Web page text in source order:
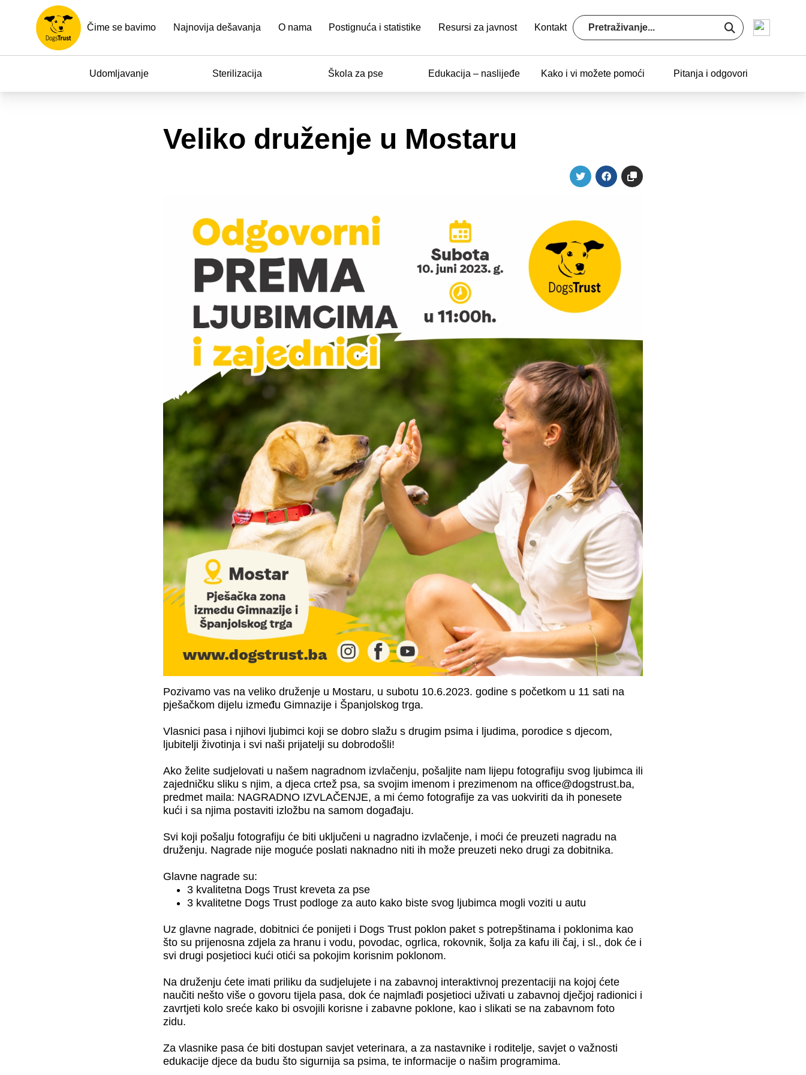
Čime se bavimo Najnovija dešavanja O nama Postignuća i statistike Resursi za javnost Kontakt
Udomljavanje Sterilizacija Škola za pse Edukacija – naslijeđe Kako i vi možete pomoći Pitanja i odgovori
Veliko druženje u Mostaru
Pozivamo vas na veliko druženje u Mostaru, u subotu 10.6.2023. godine s početkom u 11 sati na
pješačkom dijelu između Gimnazije i Španjolskog trga.
Vlasnici pasa i njihovi ljubimci koji se dobro slažu s drugim psima i ljudima, porodice s djecom,
ljubitelji životinja i svi naši prijatelji su dobrodošli!
Ako želite sudjelovati u našem nagradnom izvlačenju, pošaljite nam lijepu fotografiju svog ljubimca ili
zajedničku sliku s njim, a djeca crtež psa, sa svojim imenom i prezimenom na office@dogstrust.ba,
predmet maila: NAGRADNO IZVLAČENJE, a mi ćemo fotografije za vas uokviriti da ih ponesete
kući i sa njima postaviti izložbu na samom događaju.
Svi koji pošalju fotografiju će biti uključeni u nagradno izvlačenje, i moći će preuzeti nagradu na
druženju. Nagrade nije moguće poslati naknadno niti ih može preuzeti neko drugi za dobitnika.
Glavne nagrade su:
3 kvalitetna Dogs Trust kreveta za pse
3 kvalitetne Dogs Trust podloge za auto kako biste svog ljubimca mogli voziti u autu
Uz glavne nagrade, dobitnici će ponijeti i Dogs Trust poklon paket s potrepštinama i poklonima kao
što su prijenosna zdjela za hranu i vodu, povodac, ogrlica, rokovnik, šolja za kafu ili čaj, i sl., dok će i
svi drugi posjetioci kući otići sa pokojim korisnim poklonom.
Na druženju ćete imati priliku da sudjelujete i na zabavnoj interaktivnoj prezentaciji na kojoj ćete
naučiti nešto više o govoru tijela pasa, dok će najmlađi posjetioci uživati u zabavnoj dječjoj radionici i
zavrtjeti kolo sreće kako bi osvojili korisne i zabavne poklone, kao i slikati se na zabavnom foto
zidu.
Za vlasnike pasa će biti dostupan savjet veterinara, a za nastavnike i roditelje, savjet o važnosti
edukacije djece da budu što sigurnija sa psima, te informacije o našim programima.